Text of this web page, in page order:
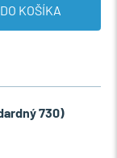
DO KOŠÍKA
730)